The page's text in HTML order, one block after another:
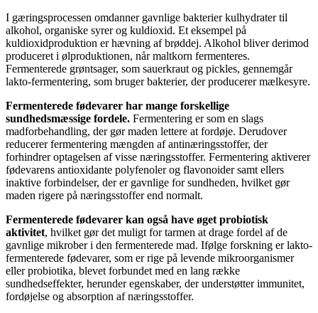
I gæringsprocessen omdanner gavnlige bakterier kulhydrater til
alkohol, organiske syrer og kuldioxid. Et eksempel på
kuldioxidproduktion er hævning af ​​brøddej. Alkohol bliver derimod
produceret i ølproduktionen, når maltkorn fermenteres.
Fermenterede grøntsager, som sauerkraut og pickles, gennemgår
lakto-fermentering, som bruger bakterier, der producerer mælkesyre.
Fermenterede fødevarer har mange forskellige
sundhedsmæssige fordele. Fermentering er som en slags
madforbehandling, der gør maden lettere at fordøje. Derudover
reducerer fermentering mængden af ​​antinæringsstoffer, der
forhindrer optagelsen af ​​visse næringsstoffer. Fermentering aktiverer
fødevarens antioxidante polyfenoler og flavonoider samt ellers
inaktive forbindelser, der er gavnlige for sundheden, hvilket gør
maden rigere på næringsstoffer end normalt.
Fermenterede fødevarer kan også have øget probiotisk
aktivitet, hvilket gør det muligt for tarmen at drage fordel af de
gavnlige mikrober i den fermenterede mad. Ifølge forskning er lakto-
fermenterede fødevarer, som er rige på levende mikroorganismer
eller probiotika, blevet forbundet med en lang række
sundhedseffekter, herunder egenskaber, der understøtter immunitet,
fordøjelse og absorption af næringsstoffer.